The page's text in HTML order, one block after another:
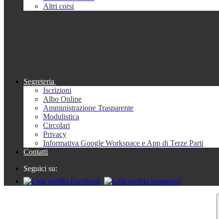
Altri corsi
Segreteria
Iscrizioni
Albo Online
Amministrazione Trasparente
Modulistica
Circolari
Privacy
Informativa Google Workspace e App di Terze Parti
Contatti
Seguici su: